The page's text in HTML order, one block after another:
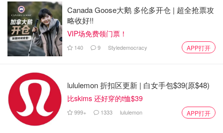
Canada Goose大鹅 多伦多开仓 | 超全抢票攻
略收好!!
VIP场免费领门票！
140 9 Styledemocracy APP打开
lululemon 折扣区更新 | 白女手包$39(原$48)
比skims 还好穿的t恤$39
999+ 1333 lululemon APP打开